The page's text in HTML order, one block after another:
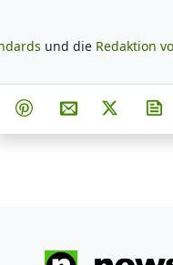
und die Redaktion
hinzufügen
Teilen aufTeilen auf
Teilen auf Pinterest
Per E-MailPost auf